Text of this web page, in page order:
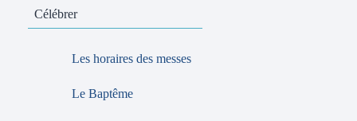
Célébrer
Les horaires des messes
Le Baptême